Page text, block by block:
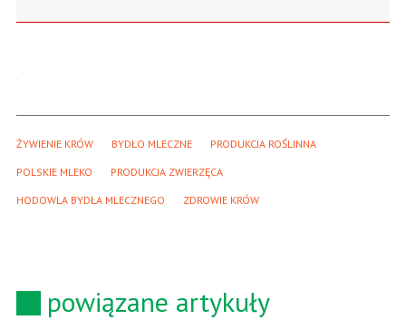
ŻYWIENIE KRÓW BYDŁO MLECZNE PRODUKCJA ROŚLINNA
POLSKIE MLEKO PRODUKCJA ZWIERZĘCA
HODOWLA BYDŁA MLECZNEGO ZDROWIE KRÓW
powiązane artykuły